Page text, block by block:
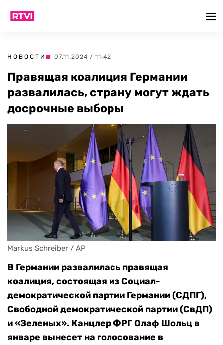
НОВОСТИ | 07.11.2024 / 11:42
Правящая коалиция Германии
развалилась, страну могут ждать
досрочные выборы
Markus Schreiber / AP
В Германии развалилась правящая
коалиция, состоящая из Социал-
демократической партии Германии (СДПГ),
Свободной демократической партии (СвДП)
и «Зеленых». Канцлер ФРГ Олаф Шольц в
январе вынесет на голосование в